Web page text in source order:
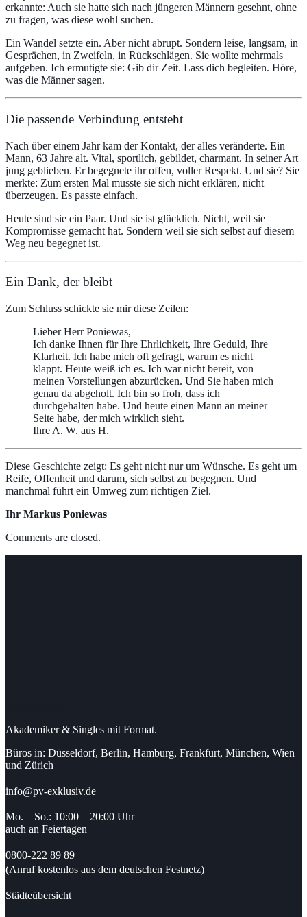
erkannte: Auch sie hatte sich nach jüngeren Männern gesehnt, ohne
zu fragen, was diese wohl suchen.
Ein Wandel setzte ein. Aber nicht abrupt. Sondern leise, langsam, in
Gesprächen, in Zweifeln, in Rückschlägen. Sie wollte mehrmals
aufgeben. Ich ermutigte sie: Gib dir Zeit. Lass dich begleiten. Höre,
was die Männer sagen.
Die passende Verbindung entsteht
Nach über einem Jahr kam der Kontakt, der alles veränderte. Ein
Mann, 63 Jahre alt. Vital, sportlich, gebildet, charmant. In seiner Art
jung geblieben. Er begegnete ihr offen, voller Respekt. Und sie? Sie
merkte: Zum ersten Mal musste sie sich nicht erklären, nicht
überzeugen. Es passte einfach.
Heute sind sie ein Paar. Und sie ist glücklich. Nicht, weil sie
Kompromisse gemacht hat. Sondern weil sie sich selbst auf diesem
Weg neu begegnet ist.
Ein Dank, der bleibt
Zum Schluss schickte sie mir diese Zeilen:
Lieber Herr Poniewas,
Ich danke Ihnen für Ihre Ehrlichkeit, Ihre Geduld, Ihre
Klarheit. Ich habe mich oft gefragt, warum es nicht
klappt. Heute weiß ich es. Ich war nicht bereit, von
meinen Vorstellungen abzurücken. Und Sie haben mich
genau da abgeholt. Ich bin so froh, dass ich
durchgehalten habe. Und heute einen Mann an meiner
Seite habe, der mich wirklich sieht.
Ihre A. W. aus H.
Diese Geschichte zeigt: Es geht nicht nur um Wünsche. Es geht um
Reife, Offenheit und darum, sich selbst zu begegnen. Und
manchmal führt ein Umweg zum richtigen Ziel.
Ihr Markus Poniewas
Comments are closed.
Akademiker & Singles mit Format.
Büros in: Düsseldorf, Berlin, Hamburg, Frankfurt, München, Wien
und Zürich
info@pv-exklusiv.de
Mo. – So.: 10:00 – 20:00 Uhr
auch an Feiertagen
0800-222 89 89
(Anruf kostenlos aus dem deutschen Festnetz)
Städteübersicht